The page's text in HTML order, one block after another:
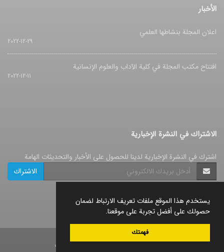
يستخدم هذا الموقع ملفات تعريف الارتباط لضمان
حصولك على أفضل تجربة على موقعنا.
فهمتك
الأخبار
اعلان المجلة بنشاطها العلمي
2022-12-29
افتتاح مکتب المجلة في کلیة الآداب والعلوم الإنسانیة
2022-12-11
الاشتراك في النشرة الإخبارية
اشترك في النشرة الإخبارية لدينا للحصول على الأخبار والتحديثات الهامة
الاشتراك
© نظام إدارة المجلات.صمم بواسطةسیناوب